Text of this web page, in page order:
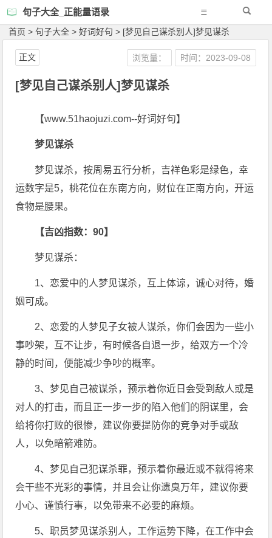
句子大全_正能量语录
首页 >句子大全 >好词好句 > [梦见自己谋杀别人]梦见谋杀
[梦见自己谋杀别人]梦见谋杀
浏览量： 时间：2023-09-08
正文
【www.51haojuzi.com--好词好句】
梦见谋杀
梦见谋杀，按周易五行分析，吉祥色彩是绿色，幸
运数字是5，桃花位在东南方向，财位在正南方向，开运
食物是腰果。
【吉凶指数：90】
梦见谋杀：
1、恋爱中的人梦见谋杀，互上体谅，诚心对待，婚
姻可成。
2、恋爱的人梦见子女被人谋杀，你们会因为一些小
事吵架，互不让步，有时候各自退一步，给双方一个冷
静的时间，便能减少争吵的概率。
3、梦见自己被谋杀，预示着你近日会受到敌人或是
对人的打击，而且正一步一步的陷入他们的阴谋里，会
给将你打败的很惨，建议你要提防你的竞争对手或敌
人，以免暗箭难防。
4、梦见自己犯谋杀罪，预示着你最近或不就得将来
会干些不光彩的事情，并且会让你遗臭万年，建议你要
小心、谨慎行事，以免带来不必要的麻烦。
5、职员梦见谋杀别人，工作运势下降，在工作中会